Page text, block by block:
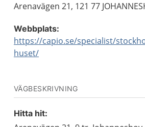
Arenavägen 21, 121 77
Webbplats:
https://capio.se/specialist/
huset/
VÄGBESKRIVNING
Hitta hit: